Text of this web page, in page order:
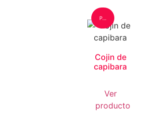
Peluche: Grande
Cojin de
capibara
Ver
producto